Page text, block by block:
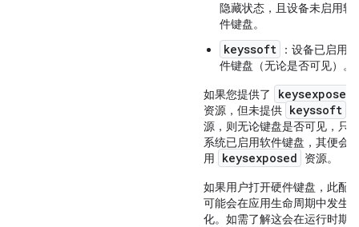
隐藏状态，且设备未启用软
件键盘。
keyssoft
：设备已启用软
件键盘（无论是否可见）。
如果您提供了
keysexposed
资源，但未提供 keyssoft
源，则无论键盘是否可见，只
系统已启用软件键盘，其便会
用
keysexposed
资源。
如果用户打开硬件键盘，此配
可能会在应用生命周期中发生
化。如需了解这会在运行时期